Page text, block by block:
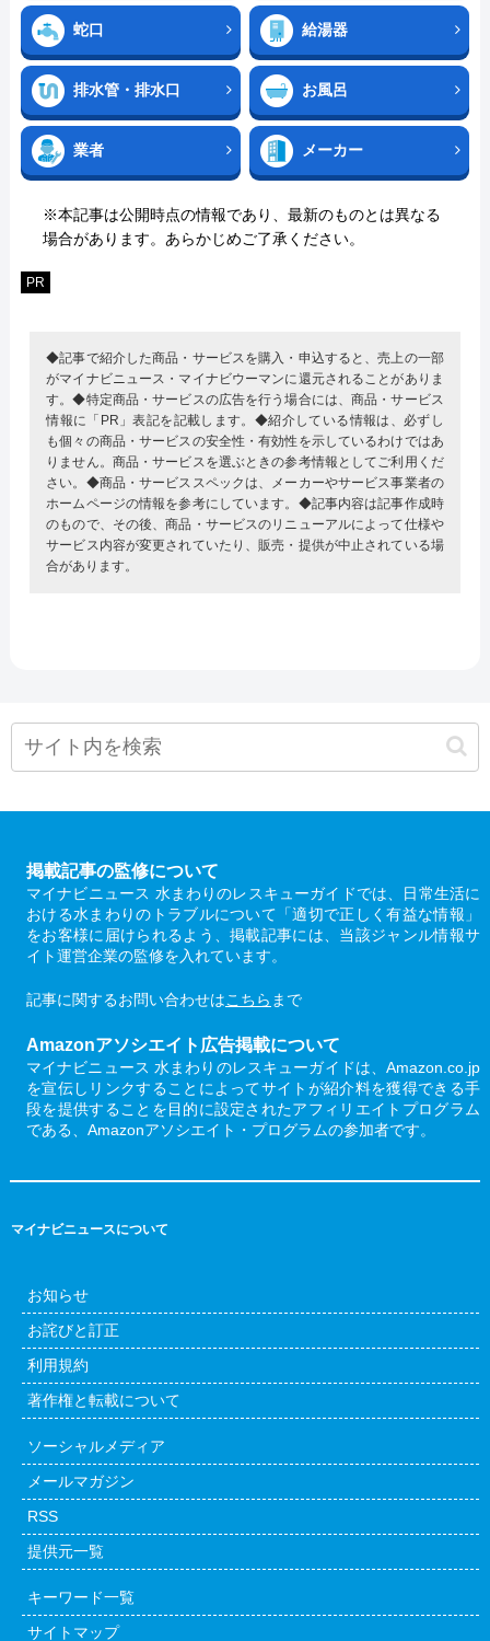
蛇口 給湯器
排水管・排水口 お風呂
業者 メーカー
※本記事は公開時点の情報であり、最新のものとは異なる
場合があります。あらかじめご了承ください。
PR
◆記事で紹介した商品・サービスを購入・申込すると、売上の一部
がマイナビニュース・マイナビウーマンに還元されることがありま
す。◆特定商品・サービスの広告を行う場合には、商品・サービス
情報に「PR」表記を記載します。◆紹介している情報は、必ずし
も個々の商品・サービスの安全性・有効性を示しているわけではあ
りません。商品・サービスを選ぶときの参考情報としてご利用くだ
さい。◆商品・サービススペックは、メーカーやサービス事業者の
ホームページの情報を参考にしています。◆記事内容は記事作成時
のもので、その後、商品・サービスのリニューアルによって仕様や
サービス内容が変更されていたり、販売・提供が中止されている場
合があります。
掲載記事の監修について
マイナビニュース 水まわりのレスキューガイドでは、日常生活に
おける水まわりのトラブルについて「適切で正しく有益な情報」
をお客様に届けられるよう、掲載記事には、当該ジャンル情報サ
イト運営企業の監修を入れています。
記事に関するお問い合わせはこちら まで
Amazonアソシエイト広告掲載について
マイナビニュース 水まわりのレスキューガイドは、Amazon.co.jp
を宣伝しリンクすることによってサイトが紹介料を獲得できる手
段を提供することを目的に設定されたアフィリエイトプログラム
である、Amazonアソシエイト・プログラムの参加者です。
マイナビニュースについて
お知らせ
お詫びと訂正
利用規約
著作権と転載について
ソーシャルメディア
メールマガジン
RSS
提供元一覧
キーワード一覧
サイトマップ